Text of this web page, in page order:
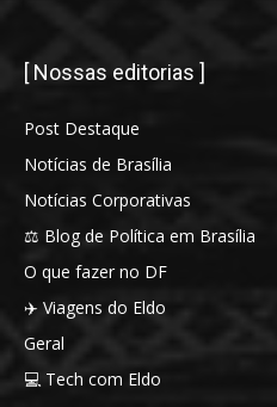
[ Nossas editorias ]
Post Destaque
Notícias de Brasília
Notícias Corporativas
⚖️ Blog de Política em Brasília
O que fazer no DF
✈️ Viagens do Eldo
Geral
💻 Tech com Eldo